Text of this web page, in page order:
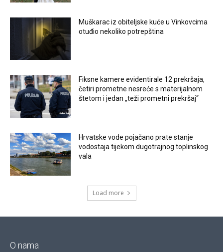
Muškarac iz obiteljske kuće u Vinkovcima
otuđio nekoliko potrepština
Fiksne kamere evidentirale 12 prekršaja,
četiri prometne nesreće s materijalnom
štetom i jedan „teži prometni prekršaj“
Hrvatske vode pojačano prate stanje
vodostaja tijekom dugotrajnog toplinskog
vala
Load more
O nama